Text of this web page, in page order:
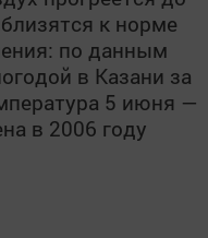
к норме
по данным
в Казани за
5 июня —
в 2006 году